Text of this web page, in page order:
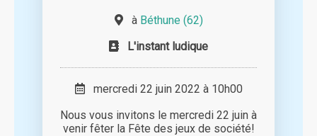
à Béthune (62)
L'instant ludique
mercredi 22 juin 2022 à 10h00
Nous vous invitons le mercredi 22 juin à
venir fêter la Fête des jeux de société!